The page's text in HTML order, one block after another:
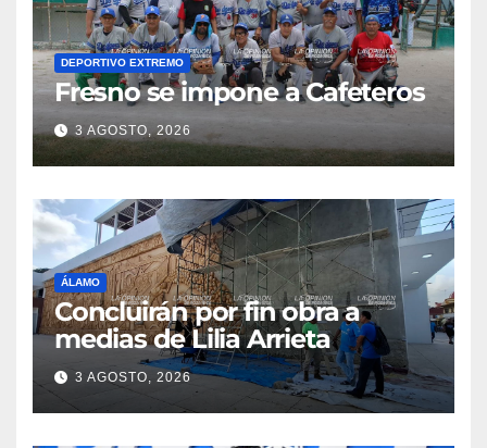
DEPORTIVO EXTREMO
Fresno se impone a Cafeteros
3 AGOSTO, 2026
ÁLAMO
Concluirán por fin obra a
medias de Lilia Arrieta
3 AGOSTO, 2026